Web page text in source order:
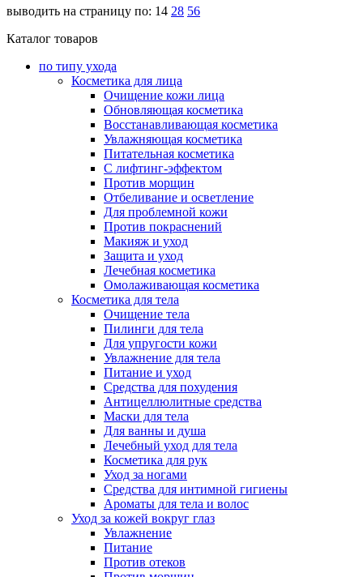
выводить на страницу по: 14 28 56
Каталог товаров
по типу ухода
Косметика для лица
Очищение кожи лица
Обновляющая косметика
Восстанавливающая косметика
Увлажняющая косметика
Питательная косметика
С лифтинг-эффектом
Против морщин
Отбеливание и осветление
Для проблемной кожи
Против покраснений
Макияж и уход
Защита и уход
Лечебная косметика
Омолаживающая косметика
Косметика для тела
Очищение тела
Пилинги для тела
Для упругости кожи
Увлажнение для тела
Питание и уход
Средства для похудения
Антицеллюлитные средства
Маски для тела
Для ванны и душа
Лечебный уход для тела
Косметика для рук
Уход за ногами
Средства для интимной гигиены
Ароматы для тела и волос
Уход за кожей вокруг глаз
Увлажнение
Питание
Против отеков